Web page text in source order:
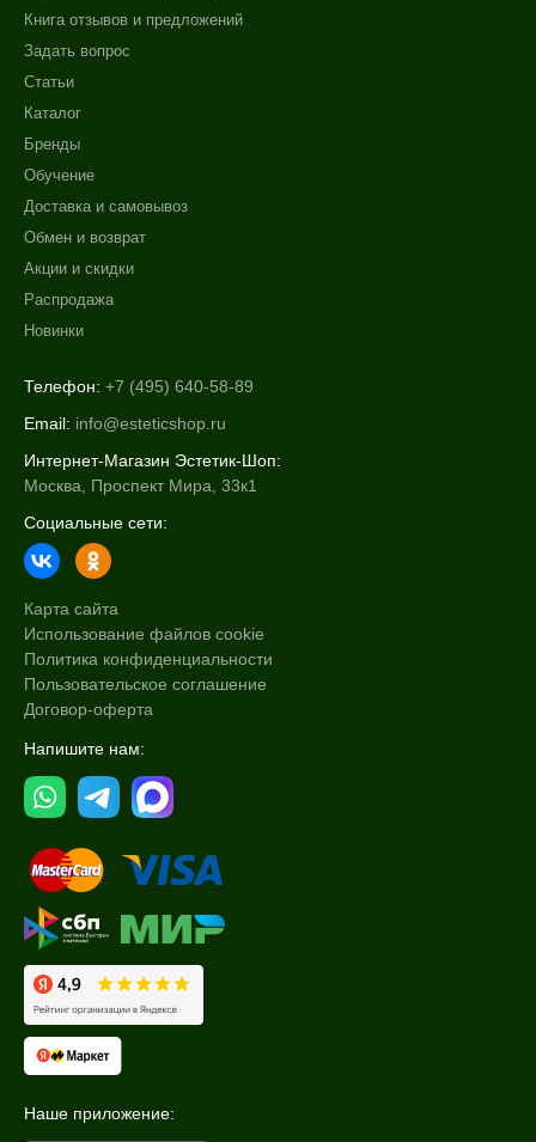
Книга отзывов и предложений
Задать вопрос
Статьи
Каталог
Бренды
Обучение
Доставка и самовывоз
Обмен и возврат
Акции и скидки
Распродажа
Новинки
Телефон: +7 (495) 640-58-89
Email: info@esteticshop.ru
Интернет-Магазин Эстетик-Шоп:
Москва, Проспект Мира, 33к1
Социальные сети:
Карта сайта
Использование файлов cookie
Политика конфиденциальности
Пользовательское соглашение
Договор-оферта
Напишите нам:
Наше приложение: